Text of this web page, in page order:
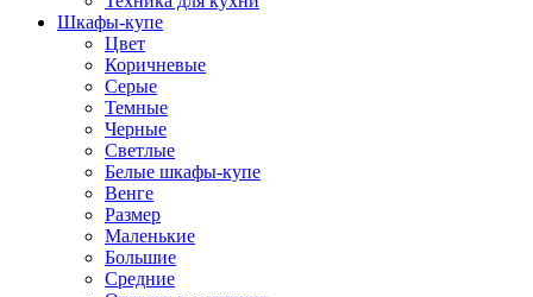
Шкафы-купе
Цвет
Коричневые
Серые
Темные
Черные
Светлые
Белые шкафы-купе
Венге
Размер
Маленькие
Большие
Средние